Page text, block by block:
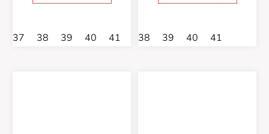
37 38 39 40 41 38 39 40 41